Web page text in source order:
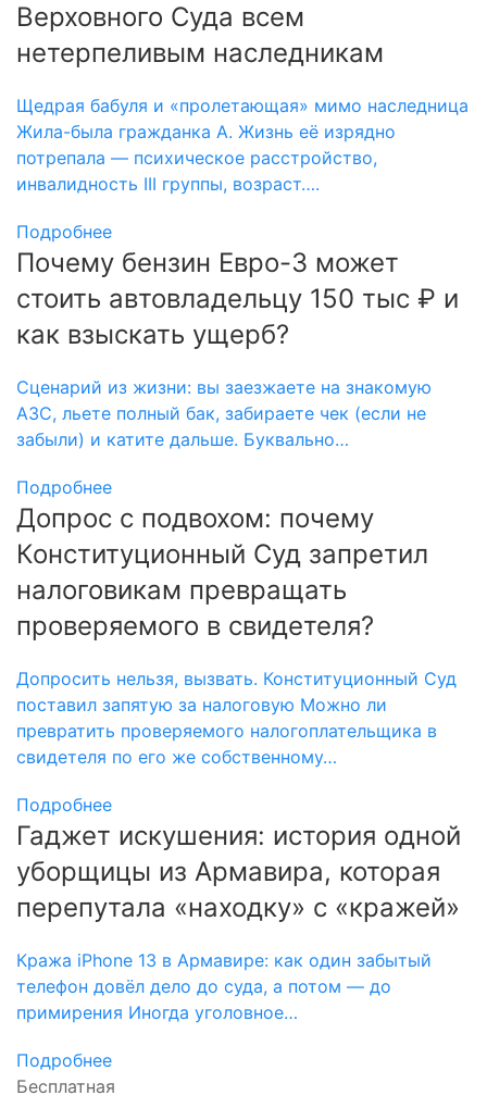
Верховного Суда всем
нетерпеливым наследникам
Щедрая бабуля и «пролетающая» мимо наследница
Жила-была гражданка А. Жизнь её изрядно
потрепала — психическое расстройство,
инвалидность III группы, возраст….
Подробнее
Почему бензин Евро-3 может
стоить автовладельцу 150 тыс ₽ и
как взыскать ущерб?
Сценарий из жизни: вы заезжаете на знакомую
АЗС, льете полный бак, забираете чек (если не
забыли) и катите дальше. Буквально…
Подробнее
Допрос с подвохом: почему
Конституционный Суд запретил
налоговикам превращать
проверяемого в свидетеля?
Допросить нельзя, вызвать. Конституционный Суд
поставил запятую за налоговую Можно ли
превратить проверяемого налогоплательщика в
свидетеля по его же собственному…
Подробнее
Гаджет искушения: история одной
уборщицы из Армавира, которая
перепутала «находку» с «кражей»
Кража iPhone 13 в Армавире: как один забытый
телефон довёл дело до суда, а потом — до
примирения Иногда уголовное…
Подробнее
Бесплатная